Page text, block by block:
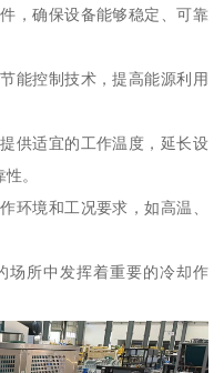
，确保设备能够稳定、可靠
能控制技术，提高能源利用
供适宜的工作温度，延长设
。
环境和工况要求，如高温、
场所中发挥着重要的冷却作